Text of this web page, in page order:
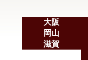
大阪
岡山
滋賀